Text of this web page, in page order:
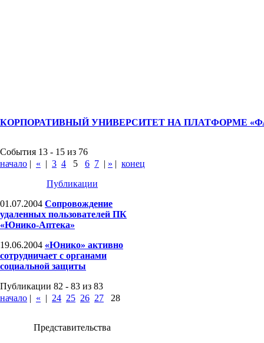
КОРПОРАТИВНЫЙ УНИВЕРСИТЕТ НА ПЛАТФОРМЕ
События 13 - 15 из 76
начало | « | 3 4 5 6 7 | » | конец
Публикации
01.07.2004 Сопровождение
удаленных пользователей ПК
«Юнико-Аптека»
19.06.2004 «Юнико» активно
сотрудничает с органами
социальной защиты
Публикации 82 - 83 из 83
начало | « | 24 25 26 27 28
Представительства